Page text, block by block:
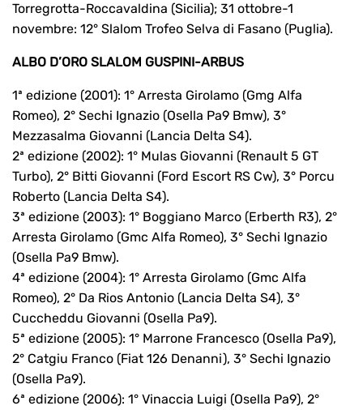
Torregrotta-Roccavaldina (Sicilia); 31 ottobre-1
novembre: 12° Slalom Trofeo Selva di Fasano (Puglia).
ALBO D’ORO SLALOM GUSPINI-ARBUS
1ª edizione (2001): 1° Arresta Girolamo (Gmg Alfa
Romeo), 2° Sechi Ignazio (Osella Pa9 Bmw), 3°
Mezzasalma Giovanni (Lancia Delta S4).
2ª edizione (2002): 1° Mulas Giovanni (Renault 5 GT
Turbo), 2° Bitti Giovanni (Ford Escort RS Cw), 3° Porcu
Roberto (Lancia Delta S4).
3ª edizione (2003): 1° Boggiano Marco (Erberth R3), 2°
Arresta Girolamo (Gmc Alfa Romeo), 3° Sechi Ignazio
(Osella Pa9 Bmw).
4ª edizione (2004): 1° Arresta Girolamo (Gmc Alfa
Romeo), 2° Da Rios Antonio (Lancia Delta S4), 3°
Cuccheddu Giovanni (Osella Pa9).
5ª edizione (2005): 1° Marrone Francesco (Osella Pa9),
2° Catgiu Franco (Fiat 126 Denanni), 3° Sechi Ignazio
(Osella Pa9).
6ª edizione (2006): 1° Vinaccia Luigi (Osella Pa9), 2°